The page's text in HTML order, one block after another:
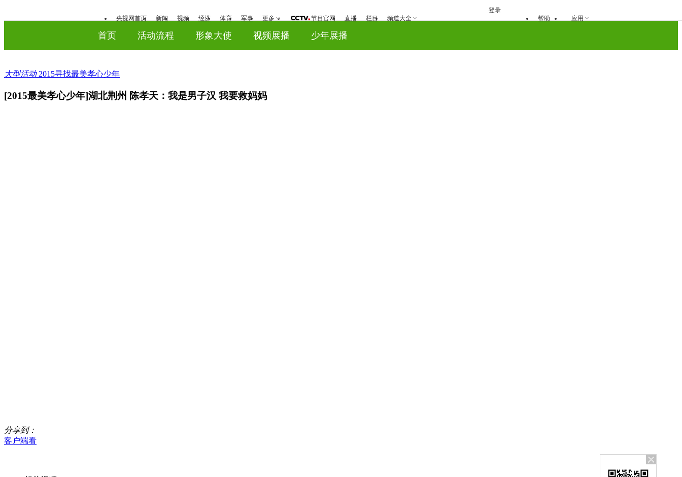
央视网首页 新闻 视频 经济 体育 军事 更多 节目官网 直播 栏目 频道大全 帮助 应用
登录
首页 活动流程 形象大使 视频展播 少年展播
大型活动 2015寻找最美孝心少年
[2015最美孝心少年]湖北荆州 陈孝天：我是男子汉 我要救妈妈
分享到：
客户端看